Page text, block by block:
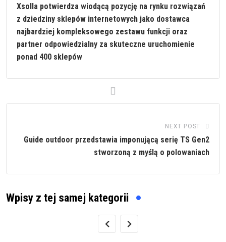
Xsolla potwierdza wiodącą pozycję na rynku rozwiązań
z dziedziny sklepów internetowych jako dostawca
najbardziej kompleksowego zestawu funkcji oraz
partner odpowiedzialny za skuteczne uruchomienie
ponad 400 sklepów
NEXT POST
Guide outdoor przedstawia imponującą serię TS Gen2
stworzoną z myślą o polowaniach
Wpisy z tej samej kategorii